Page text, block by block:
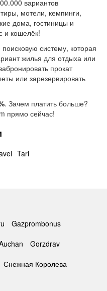
вариантов
мотели, кемпинги,
дома, гостиницы и
и кошелёк!
систему, которая
жилья для отдыха или
прокат
или зарезервировать
. Зачем платить больше?
прямо сейчас!
Tari
Gazprombonus
Gorzdrav
Снежная Королева